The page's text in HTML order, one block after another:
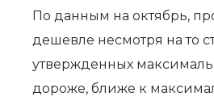
По данным на октябрь,
дешевле несмотря на то
утвержденных
дороже, ближе к